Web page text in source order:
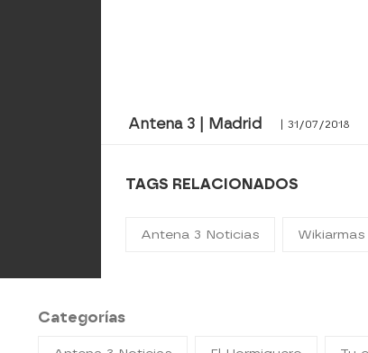
Antena 3 | Madrid | 31/07/2018
TAGS RELACIONADOS
Antena 3 Noticias Wikiarmas
Categorías